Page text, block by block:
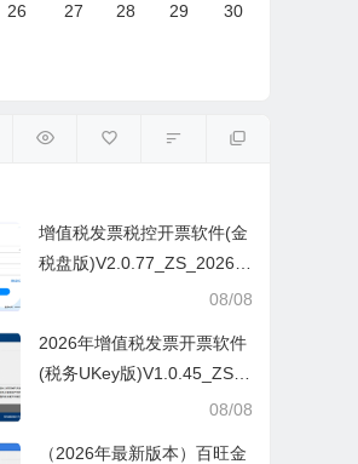
26 27 28 29 30
增值税发票税控开票软件(金
税盘版)V2.0.77_ZS_20260
08/08
2026年增值税发票开票软件
(税务UKey版)V1.0.45_ZS_
08/08
（2026年最新版本）百旺金